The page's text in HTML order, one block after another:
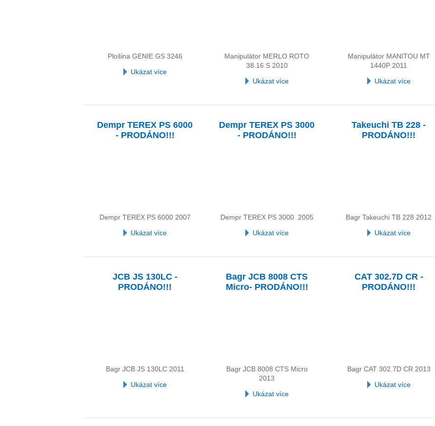
Plošina GENIE GS 3246
Ukázat více
Manipulátor MERLO ROTO
38.16 S 2010
Ukázat více
Manipulátor MANITOU MT
1440P 2011
Ukázat více
Dempr TEREX PS 6000
- PRODÁNO!!!
Dempr TEREX PS 6000 2007
Ukázat více
Dempr TEREX PS 3000
- PRODÁNO!!!
Dempr TEREX PS 3000 2005
Ukázat více
Takeuchi TB 228 -
PRODÁNO!!!
Bagr Takeuchi TB 228 2012
Ukázat více
JCB JS 130LC -
PRODÁNO!!!
Bagr JCB JS 130LC 2011
Ukázat více
Bagr JCB 8008 CTS
Micro- PRODÁNO!!!
Bagr JCB 8008 CTS Micro
2013
Ukázat více
CAT 302.7D CR -
PRODÁNO!!!
Bagr CAT 302.7D CR 2013
Ukázat více